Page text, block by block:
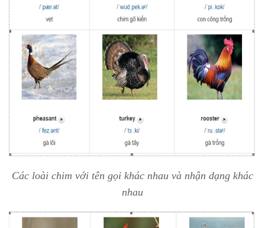
Các loài chim với tên gọi khác nhau và nhận dạng khác
nhau